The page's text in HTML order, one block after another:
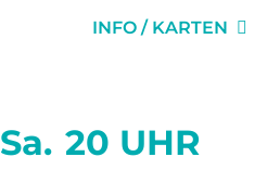
INFO / KARTEN
Sa. 20 UHR